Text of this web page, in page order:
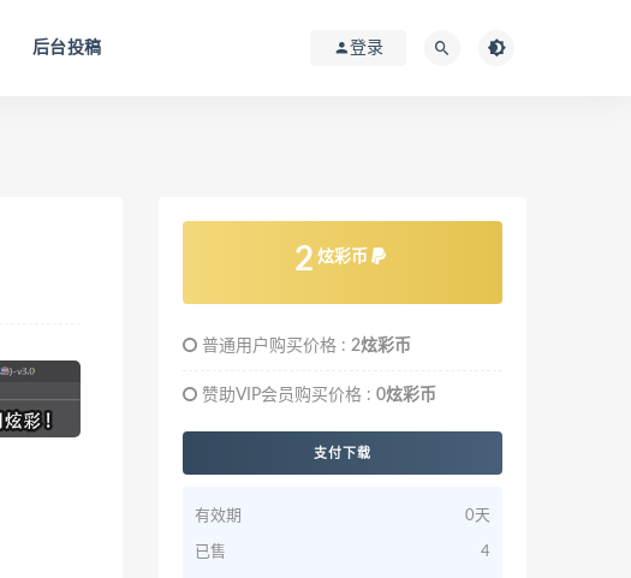
后台投稿 登录
2 炫彩币
普通用户购买价格 : 2炫彩币
赞助VIP会员购买价格 : 0炫彩币
支付下载
有效期 0天
已售 4